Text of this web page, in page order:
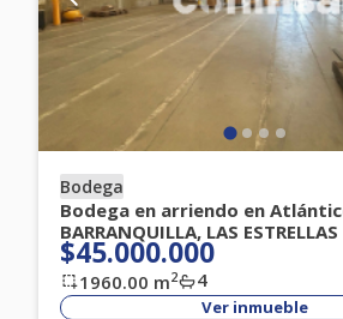
Bodega
Bodega en arriendo en
BARRANQUILLA, LAS ESTRELLAS
$45.000.000
1960.00 m2 4
Ver inmueble